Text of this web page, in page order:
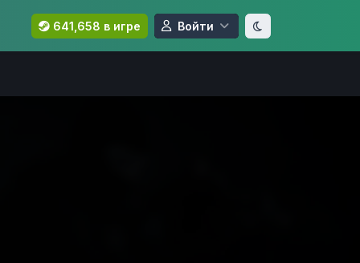
641,658 в игре Войти